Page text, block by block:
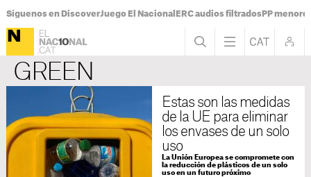
Síguenos en DiscoverJuego El Nacional ERC audios filtradosPP
GREEN
Estas son las medidas
de la UE para eliminar
los envases de un solo
uso
La Unión Europea se compromete con
la reducción de plásticos de un solo
uso en un futuro próximo